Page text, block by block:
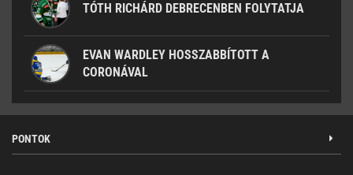
TÓTH RICHÁRD DEBRECENBEN FOLYTATJA
EVAN WARDLEY HOSSZABBÍTOTT A
CORONÁVAL
PONTOK